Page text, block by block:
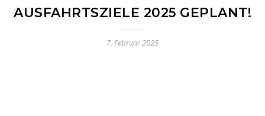
AUSFAHRTSZIELE 2025 GEPLANT!
7. Februar 2025